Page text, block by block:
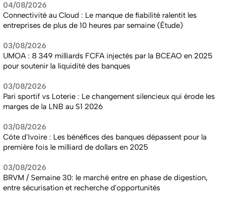
04/08/2026
Connectivité au Cloud : Le manque de fiabilité ralentit les
entreprises de plus de 10 heures par semaine (Étude)
03/08/2026
UMOA : 8 349 milliards FCFA injectés par la BCEAO en 2025
pour soutenir la liquidité des banques
03/08/2026
Pari sportif vs Loterie : Le changement silencieux qui érode les
marges de la LNB au S1 2026
03/08/2026
Côte d'Ivoire : Les bénéfices des banques dépassent pour la
première fois le milliard de dollars en 2025
03/08/2026
BRVM / Semaine 30: le marché entre en phase de digestion,
entre sécurisation et recherche d'opportunités